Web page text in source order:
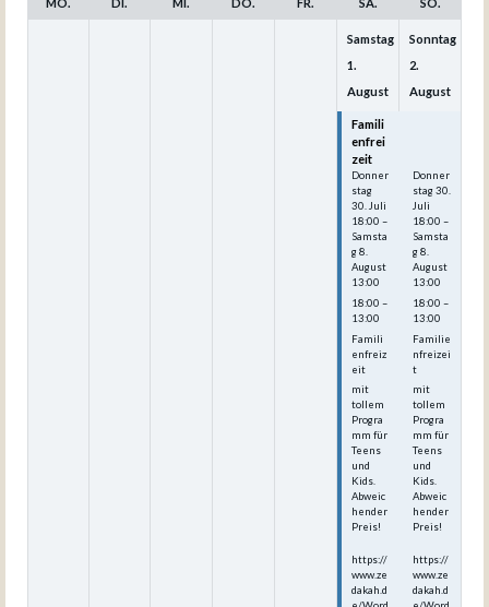
MO. DI. MI. DO. FR. SA. SO.
Samstag
1.
August
Famili
enfrei
zeit
Donner
stag
30. Juli
18:00 –
Samsta
g8.
August
13:00
18:00 –
13:00
Famili
enfreiz
eit
mit
tollem
Progra
mm für
Teens
und
Kids.
Abweic
hender
Preis!
https://
www.ze
dakah.d
Sonntag
2.
August
Donner
stag30.
Juli
18:00 –
Samsta
g8.
August
13:00
18:00 –
13:00
Familie
nfreizei
t
mit
tollem
Progra
mm für
Teens
und
Kids.
Abweic
hender
Preis!
https://
www.ze
dakah.d